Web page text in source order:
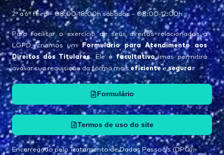
2° a 6° feira – 08:00-18:00h sábados – 08:00-12:00h
Para facilitar o exercício de seus direitos relacionados à
LGPD, criamos um Formulário para Atendimento aos
Direitos dos Titulares. Ele éfacultativo, mas permitirá
avaliar sua requisição da forma maiseficienteesegura:
Formulário
Termos de uso do site
Encarregado pelo Tratamento de Dados Pessoais (DPO):